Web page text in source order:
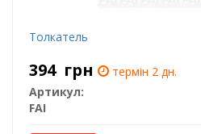
Толкатель
394 грн
термін 2 дн.
Артикул:
FAI